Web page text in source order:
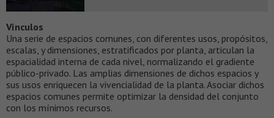
Vínculos
Una serie de espacios comunes, con diferentes usos, propósitos,
escalas, y dimensiones, estratificados por planta, articulan la
espacialidad interna de cada nivel, normalizando el gradiente
público-privado. Las amplias dimensiones de dichos espacios y
sus usos enriquecen la vivencialidad de la planta. Asociar dichos
espacios comunes permite optimizar la densidad del conjunto
con los mínimos recursos.